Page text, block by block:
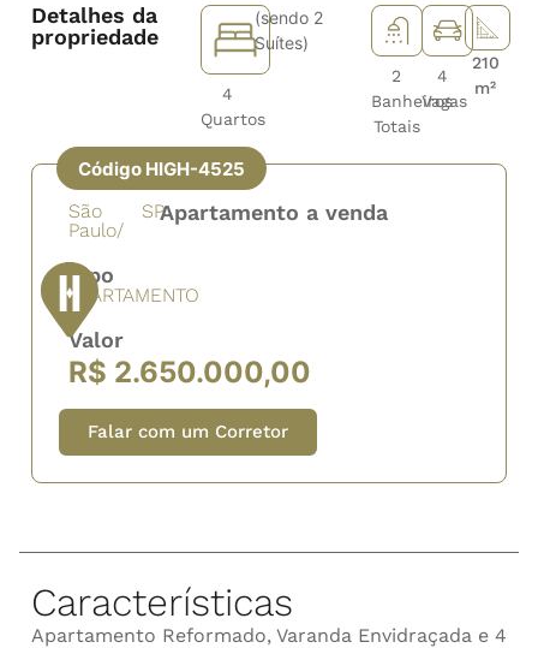
Detalhes da
propriedade
4
Quartos
(sendo 2
Suítes)
2
Banheiros
Totais
4
Vagas
210
m²
Código HIGH-4525
São
Paulo/
SPApartamento a venda
Tipo
APARTAMENTO
Valor
R$ 2.650.000,00
Falar com um Corretor
Características
Apartamento Reformado, Varanda Envidraçada e 4